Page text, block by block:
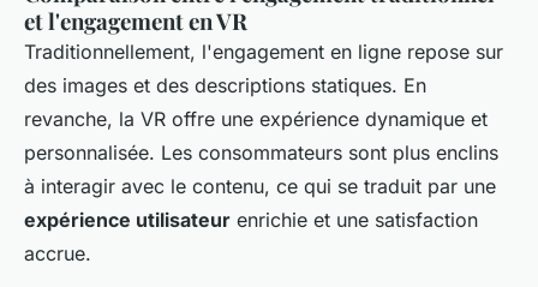
et l'engagement en VR
Traditionnellement, l'engagement en ligne repose sur
des images et des descriptions statiques. En
revanche, la VR offre une expérience dynamique et
personnalisée. Les consommateurs sont plus enclins
à interagir avec le contenu, ce qui se traduit par une
expérience utilisateur enrichie et une satisfaction
accrue.